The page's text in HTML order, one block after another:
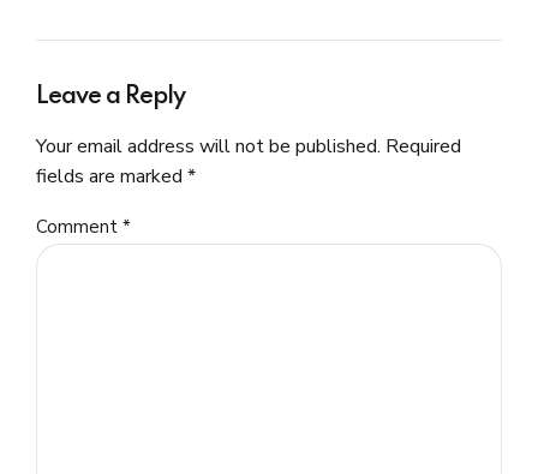
Leave a Reply
Your email address will not be published. Required
fields are marked *
Comment *